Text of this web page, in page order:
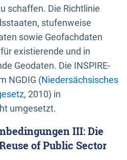
schaffen. Die Richtlinie
stufenweise
sowie Geofachdaten
existierende und in
Geodaten. Die INSPIRE-
NGDIG (Niedersächsisches
, 2010) in
umgesetzt.
III: Die
of Public Sector